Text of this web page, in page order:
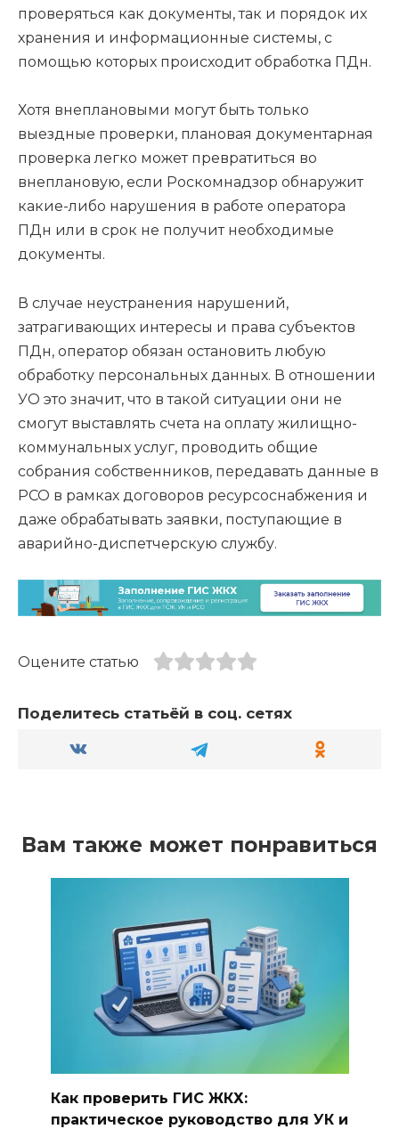
проверяться как документы, так и порядок их
хранения и информационные системы, с
помощью которых происходит обработка ПДн.
Хотя внеплановыми могут быть только
выездные проверки, плановая документарная
проверка легко может превратиться во
внеплановую, если Роскомнадзор обнаружит
какие-либо нарушения в работе оператора
ПДн или в срок не получит необходимые
документы.
В случае неустранения нарушений,
затрагивающих интересы и права субъектов
ПДн, оператор обязан остановить любую
обработку персональных данных. В отношении
УО это значит, что в такой ситуации они не
смогут выставлять счета на оплату жилищно-
коммунальных услуг, проводить общие
собрания собственников, передавать данные в
РСО в рамках договоров ресурсоснабжения и
даже обрабатывать заявки, поступающие в
аварийно-диспетчерскую службу.
Оцените статью
Поделитесь статьёй в соц. сетях
Вам также может понравиться
Как проверить ГИС ЖКХ:
практическое руководство для УК и